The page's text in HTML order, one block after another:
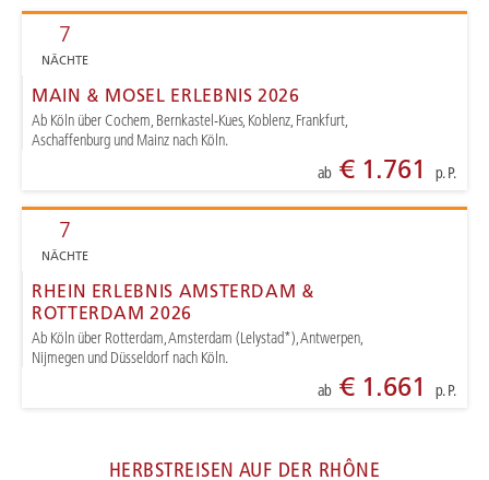
7
NÄCHTE
MAIN & MOSEL ERLEBNIS 2026
Ab Köln über Cochem, Bernkastel-Kues, Koblenz, Frankfurt,
Aschaffenburg und Mainz nach Köln.
ab€ 1.761 p. P.
7
NÄCHTE
RHEIN ERLEBNIS AMSTERDAM &
ROTTERDAM 2026
Ab Köln über Rotterdam, Amsterdam (Lelystad*), Antwerpen,
Nijmegen und Düsseldorf nach Köln.
ab€ 1.661 p. P.
HERBSTREISEN AUF DER RHÔNE